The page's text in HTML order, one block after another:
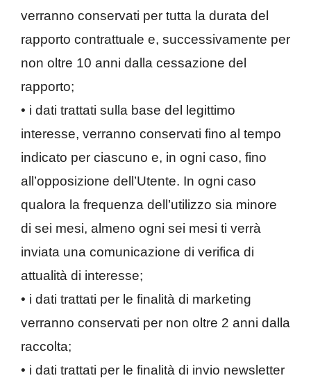
verranno conservati per tutta la durata del
rapporto contrattuale e, successivamente per
non oltre 10 anni dalla cessazione del
rapporto;
• i dati trattati sulla base del legittimo
interesse, verranno conservati fino al tempo
indicato per ciascuno e, in ogni caso, fino
all’opposizione dell’Utente. In ogni caso
qualora la frequenza dell’utilizzo sia minore
di sei mesi, almeno ogni sei mesi ti verrà
inviata una comunicazione di verifica di
attualità di interesse;
• i dati trattati per le finalità di marketing
verranno conservati per non oltre 2 anni dalla
raccolta;
• i dati trattati per le finalità di invio newsletter